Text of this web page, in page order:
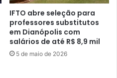
IFTO abre seleção para
professores substitutos
em Dianópolis com
salários de até R$ 8,9 mil
5 de maio de 2026